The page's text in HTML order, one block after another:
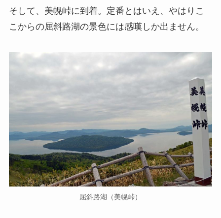
そして、美幌峠に到着。定番とはいえ、やはりこ
こからの屈斜路湖の景色には感嘆しか出ません。
屈斜路湖（美幌峠）